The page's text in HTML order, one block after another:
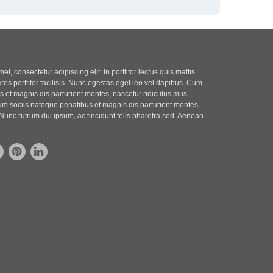
consectetur adipiscing elit. In porttitor lectus quis mattis
porttitor facilisis. Nunc egestas eget leo vel dapibus. Cum
et magnis dis parturient montes, nascetur ridiculus mus.
sociis natoque penatibus et magnis dis parturient montes,
rutrum dui ipsum, ac tincidunt felis pharetra sed. Aenean